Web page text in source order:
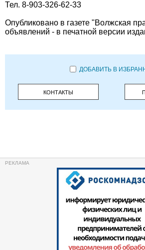
Тел. 8-903-326-62-33
Опубликовано в газете "Волжская
объявлений - в печатной версии
ДОБАВИТЬ В
КОНТАКТЫ